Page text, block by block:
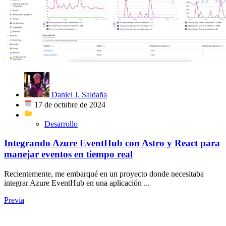
Daniel J. Saldaña
17 de octubre de 2024
Desarrollo
Integrando Azure EventHub con Astro y React para
manejar eventos en tiempo real
Recientemente, me embarqué en un proyecto donde necesitaba
integrar Azure EventHub en una aplicación ...
Previa